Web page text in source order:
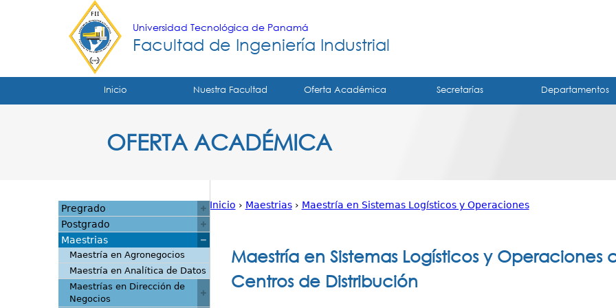
Universidad Tecnológica de Panamá
Facultad de Ingeniería Industrial
Tropical
Principal
Inicio Nuestra Facultad Oferta Académica Secretarías Departamentos
OFERTA ACADÉMICA
está
aquí
Inicio › Maestrias› Maestría en Sistemas Logísticos y Operaciones
Maestría en Sistemas Logísticos y
Centros de Distribución
Pregrado
Postgrado
Maestrias
Maestría en Agronegocios
Maestría en Analítica de Datos
Maestrías en Dirección de
Negocios